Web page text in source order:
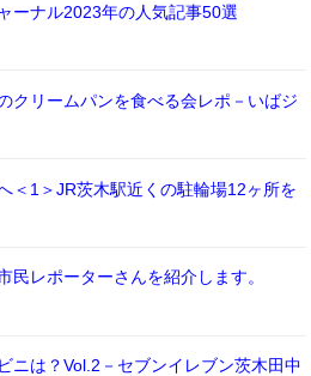
ーナル2023年の人気記事50選
クリームパンを食べる会レポ－いばジ
＜1＞JR茨木駅近くの駐輪場12ヶ所を
民レポーターさんを紹介します。
ニは？Vol.2－セブンイレブン茨木田中